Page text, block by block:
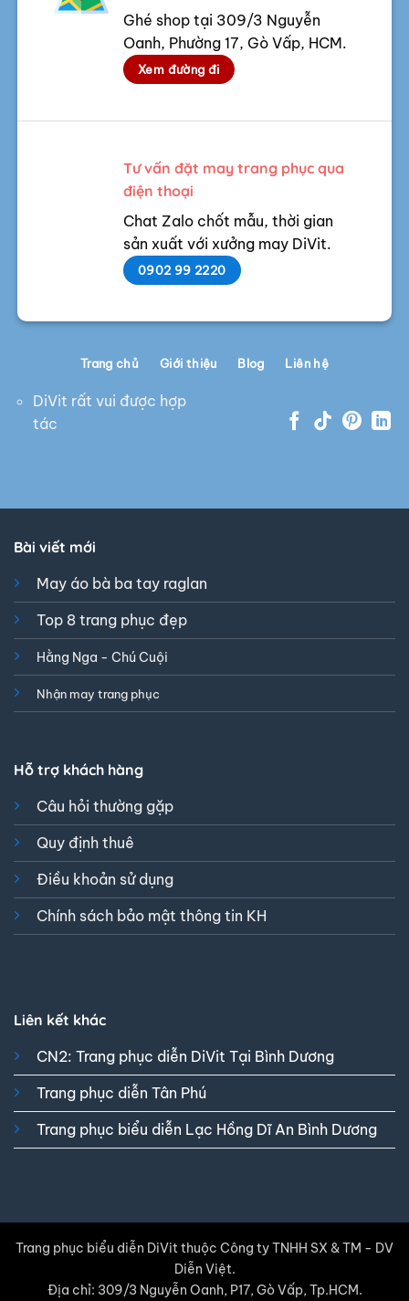
Ghé shop tại 309/3 Nguyễn
Oanh, Phường 17, Gò Vấp, HCM.
Xem đường đi
Tư vấn đặt may trang phục qua
điện thoại
Chat Zalo chốt mẫu, thời gian
sản xuất với xưởng may DiVit.
0902 99 2220
DiVit rất vui được hợp
tác
Trang chủ Giới thiệu Blog Liên hệ
Bài viết mới
May áo bà ba tay raglan
Top 8 trang phục đẹp
Hằng Nga - Chú Cuội
Nhận may trang phục
Hỗ trợ khách hàng
Câu hỏi thường gặp
Quy định thuê
Điều khoản sử dụng
Chính sách bảo mật thông tin KH
Liên kết khác
CN2: Trang phục diễn DiVit Tại Bình Dương
Trang phục diễn Tân Phú
Trang phục biểu diễn Lạc Hồng Dĩ An Bình Dương
Trang phục biểu diễn DiVit thuộc Công ty TNHH SX & TM - DV
Diễn Việt.
Địa chỉ: 309/3 Nguyễn Oanh, P17, Gò Vấp, Tp.HCM.